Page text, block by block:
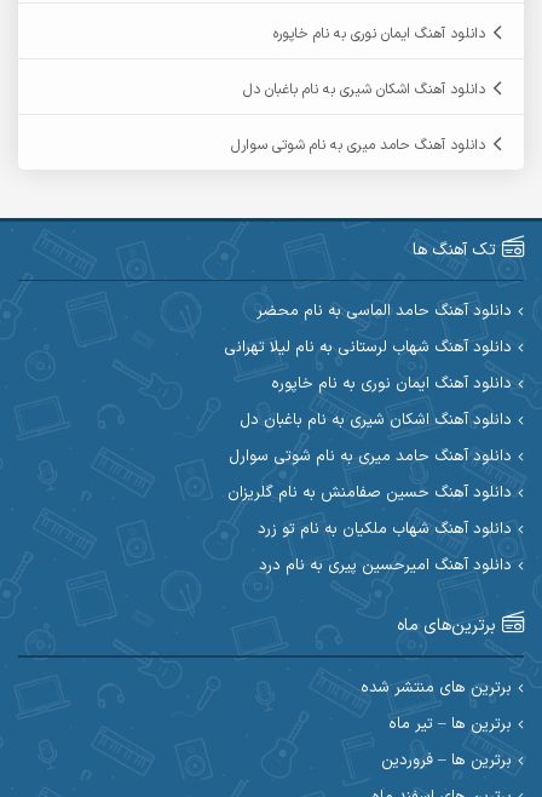
آرین صیادی
آرین مریدی
آوات بوکانی آوات یگانه
آیت احمدنژاد
ابراهیم شمس ابوالحسن جاویدان
ابی حسینی
احسان آیینفر
احسان امیدوار
احسان حیدری احسان دریادل
احسان رمضانی احسان علیانی
دانلود آهنگ ایمان نوری به نام خاپوره
دانلود آهنگ اشکان شیری به نام باغبان دل
دانلود آهنگ حامد میری به نام شوتی سوارل
تک آهنگ ها
دانلود آهنگ حامد الماسی به نام محضر
دانلود آهنگ شهاب لرستانی به نام لیلا تهرانی
دانلود آهنگ ایمان نوری به نام خاپوره
دانلود آهنگ اشکان شیری به نام باغبان دل
دانلود آهنگ حامد میری به نام شوتی سوارل
دانلود آهنگ حسین صفامنش به نام گلریزان
دانلود آهنگ شهاب ملکیان به نام تو زرد
دانلود آهنگ امیرحسین پیری به نام درد
برترین‌های ماه
برترین های منتشر شده
برترین ها – تیر ماه
برترین ها – فروردین